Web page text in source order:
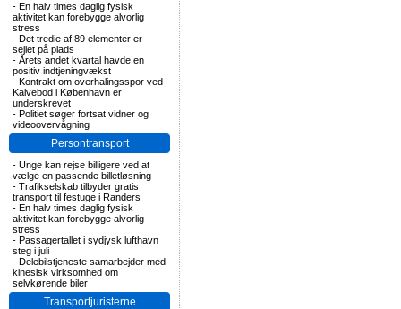
- En halv times daglig fysisk
aktivitet kan forebygge alvorlig
stress
- Det tredie af 89 elementer er
sejlet på plads
- Årets andet kvartal havde en
positiv indtjeningvækst
- Kontrakt om overhalingsspor ved
Kalvebod i København er
underskrevet
- Politiet søger fortsat vidner og
videoovervågning
Persontransport
- Unge kan rejse billigere ved at
vælge en passende billetløsning
- Trafikselskab tilbyder gratis
transport til festuge i Randers
- En halv times daglig fysisk
aktivitet kan forebygge alvorlig
stress
- Passagertallet i sydjysk lufthavn
steg i juli
- Delebilstjeneste samarbejder med
kinesisk virksomhed om
selvkørende biler
Transportjuristerne